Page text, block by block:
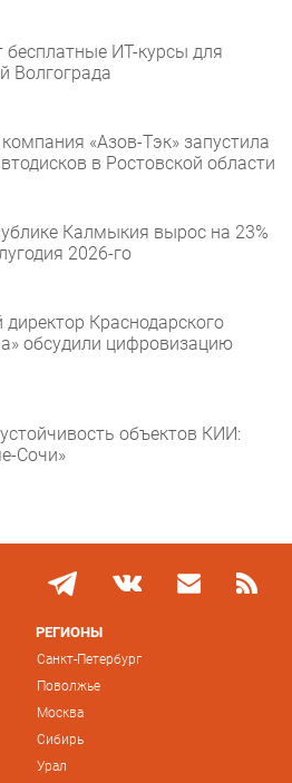
бесплатные ИТ-курсы для
Волгограда
«Азов-Тэк» запустила
в Ростовской области
Калмыкия вырос на 23%
2026-го
Краснодарского
обсудили цифровизацию
объектов КИИ:
Сочи»
РЕГИОНЫ
Санкт-Петербург
Поволжье
Москва
Сибирь
Урал